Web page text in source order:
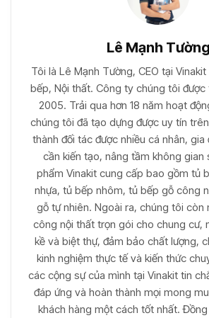
Lê Mạnh Tường
Tôi là Lê Mạnh Tường, CEO tại
bếp, Nội thất. Công ty chúng tôi được
2005. Trải qua hơn 18 năm hoạt
chúng tôi đã tạo dựng được uy tín
thành đối tác được nhiều cá nhân, gia
cần kiến tạo, nâng tầm không gian
phẩm Vinakit cung cấp bao gồm tủ
nhựa, tủ bếp nhôm, tủ bếp gỗ công
gỗ tự nhiên. Ngoài ra, chúng tôi còn
công nội thất trọn gói cho chung cư,
kề và biệt thự, đảm bảo chất lượng,
kinh nghiệm thực tế và kiến thức
các cộng sự của mình tại Vinakit tin
đáp ứng và hoàn thành mọi mong
khách hàng một cách tốt nhất.